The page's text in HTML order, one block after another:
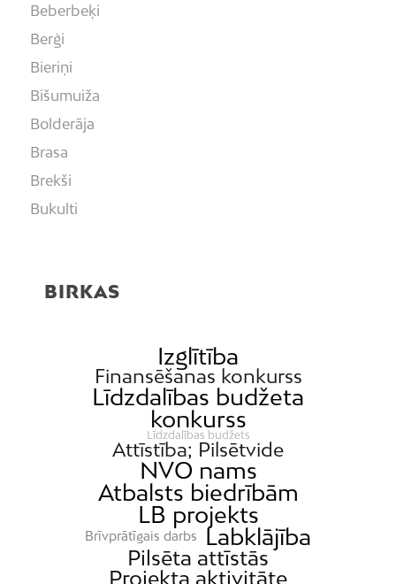
Beberbeķi
Berģi
Bieriņi
Bišumuiža
Bolderāja
Brasa
Brekši
Bukulti
Čiekurkalns
BIRKAS
Izglītība
Finansēšanas konkurss
Līdzdalības budžeta
konkurss
Līdzdalības budžets
Attīstība; Pilsētvide
NVO nams
Atbalsts biedrībām
LB projekts
Brīvprātīgais darbs Labklājība
Pilsēta attīstās
Projekta aktivitāte